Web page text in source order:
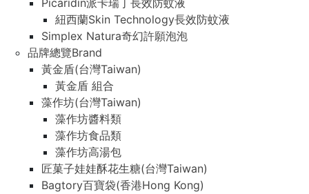
Picaridin派卡瑞丁長效防蚊液
紐西蘭Skin Technology長效防蚊液
Simplex Natura奇幻許願泡泡
品牌總覽Brand
黃金盾(台灣Taiwan)
黃金盾 組合
藻作坊(台灣Taiwan)
藻作坊醬料類
藻作坊食品類
藻作坊高湯包
匠菓子娃娃酥花生糖(台灣Taiwan)
Bagtory百寶袋(香港Hong Kong)